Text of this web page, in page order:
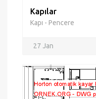
Kapılar
Kapı - Pencere
27 Jan